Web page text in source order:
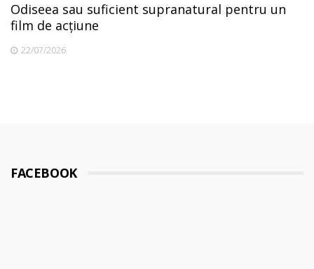
Odiseea sau suficient supranatural pentru un
film de acțiune
22/07/2026
FACEBOOK